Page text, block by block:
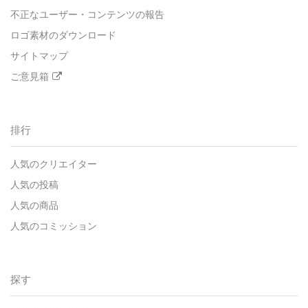
不正なユーザー・コンテンツの報告
ロゴ素材のダウンロード
サイトマップ
ご意見箱
排行
人気のクリエイター
人気の投稿
人気の商品
人気のコミッション
探す